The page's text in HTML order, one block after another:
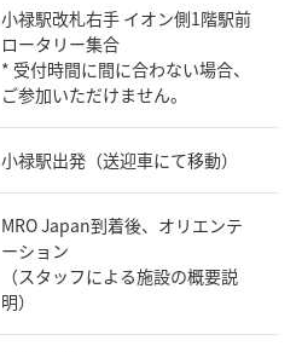
小禄駅改札右手 イオン側1階駅前
ロータリー集合
* 受付時間に間に合わない場合、
ご参加いただけません。
小禄駅出発（送迎車にて移動）
MRO Japan到着後、オリエンテ
ーション
（スタッフによる施設の概要説
明）